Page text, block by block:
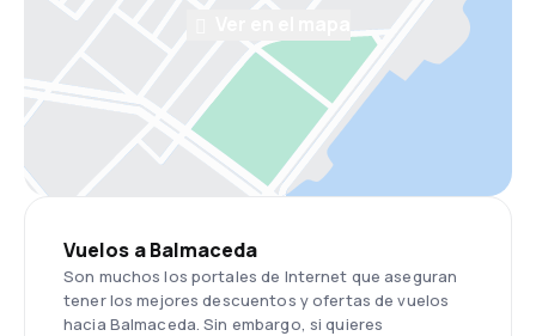
Vuelos a Balmaceda
Son muchos los portales de Internet que aseguran
tener los mejores descuentos y ofertas de vuelos
hacia Balmaceda. Sin embargo, si quieres